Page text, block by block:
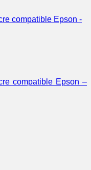
compatible Epson –